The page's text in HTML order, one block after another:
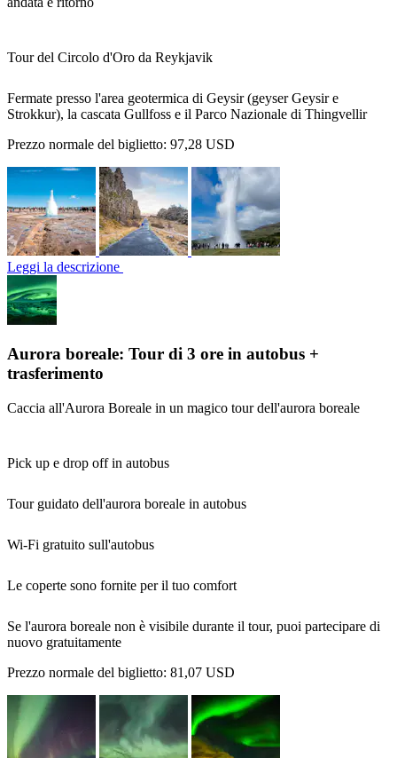
Tour del Circolo d'Oro da Reykjavik
Fermate presso l'area geotermica di Geysir (geyser Geysir e
Strokkur), la cascata Gullfoss e il Parco Nazionale di Thingvellir
Prezzo normale del biglietto: 97,28 USD
Leggi la descrizione
Aurora boreale: Tour di 3 ore in autobus +
trasferimento
Caccia all'Aurora Boreale in un magico tour dell'aurora boreale
Pick up e drop off in autobus
Tour guidato dell'aurora boreale in autobus
Wi-Fi gratuito sull'autobus
Le coperte sono fornite per il tuo comfort
Se l'aurora boreale non è visibile durante il tour, puoi partecipare di
nuovo gratuitamente
Prezzo normale del biglietto: 81,07 USD